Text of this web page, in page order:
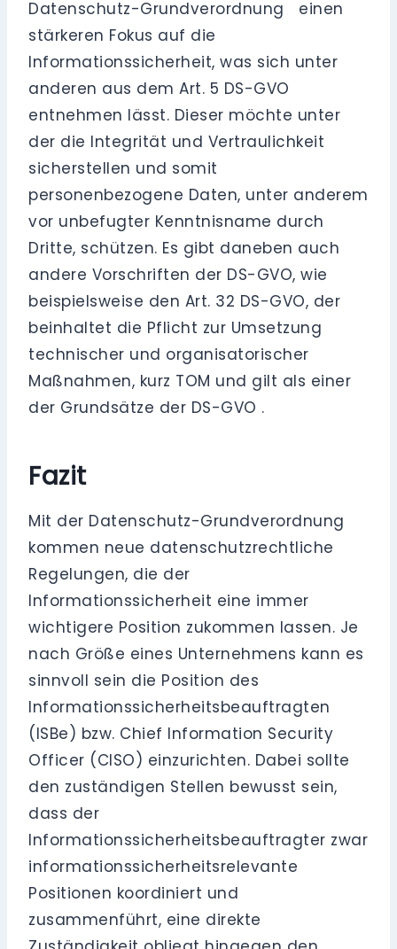
Datenschutz-Grundverordnung einen
stärkeren Fokus auf die
Informationssicherheit, was sich unter
anderen aus dem Art. 5 DS-GVO
entnehmen lässt. Dieser möchte unter
der die Integrität und Vertraulichkeit
sicherstellen und somit
personenbezogene Daten, unter anderem
vor unbefugter Kenntnisname durch
Dritte, schützen. Es gibt daneben auch
andere Vorschriften der DS-GVO, wie
beispielsweise den Art. 32 DS-GVO, der
beinhaltet die Pflicht zur Umsetzung
technischer und organisatorischer
Maßnahmen, kurz TOM und gilt als einer
der Grundsätze der DS-GVO .
Fazit
Mit der Datenschutz-Grundverordnung
kommen neue datenschutzrechtliche
Regelungen, die der
Informationssicherheit eine immer
wichtigere Position zukommen lassen. Je
nach Größe eines Unternehmens kann es
sinnvoll sein die Position des
Informationssicherheitsbeauftragten
(ISBe) bzw. Chief Information Security
Officer (CISO) einzurichten. Dabei sollte
den zuständigen Stellen bewusst sein,
dass der
Informationssicherheitsbeauftragter zwar
informationssicherheitsrelevante
Positionen koordiniert und
zusammenführt, eine direkte